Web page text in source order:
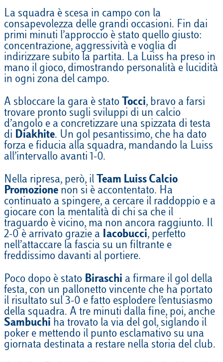
La squadra è scesa in campo con la
consapevolezza delle grandi occasioni. Fin dai
primi minuti l’approccio è stato quello giusto:
concentrazione, aggressività e voglia di
indirizzare subito la partita. La Luiss ha preso in
mano il gioco, dimostrando personalità e lucidità
in ogni zona del campo.
A sbloccare la gara è stato Tocci, bravo a farsi
trovare pronto sugli sviluppi di un calcio
d’angolo e a concretizzare una spizzata di testa
di Diakhite. Un gol pesantissimo, che ha dato
forza e fiducia alla squadra, mandando la Luiss
all’intervallo avanti 1-0.
Nella ripresa, però, il Team Luiss Calcio
Promozione non si è accontentato. Ha
continuato a spingere, a cercare il raddoppio e a
giocare con la mentalità di chi sa che il
traguardo è vicino, ma non ancora raggiunto. Il
2-0 è arrivato grazie a Iacobucci, perfetto
nell’attaccare la fascia su un filtrante e
freddissimo davanti al portiere.
Poco dopo è stato Biraschi a firmare il gol della
festa, con un pallonetto vincente che ha portato
il risultato sul 3-0 e fatto esplodere l’entusiasmo
della squadra. A tre minuti dalla fine, poi, anche
Sambuchi ha trovato la via del gol, siglando il
poker e mettendo il punto esclamativo su una
giornata destinata a restare nella storia del club.